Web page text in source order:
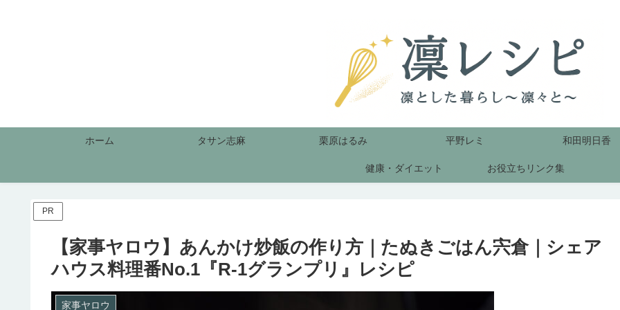
ホーム タサン志麻 栗原はるみ 平野レミ 和田明日香
健康・ダイエット お役立ちリンク集
PR
【家事ヤロウ】あんかけ炒飯の作り方｜たぬきごはん宍倉｜シェア
ハウス料理番No.1『R-1グランプリ』レシピ
家事ヤロウ